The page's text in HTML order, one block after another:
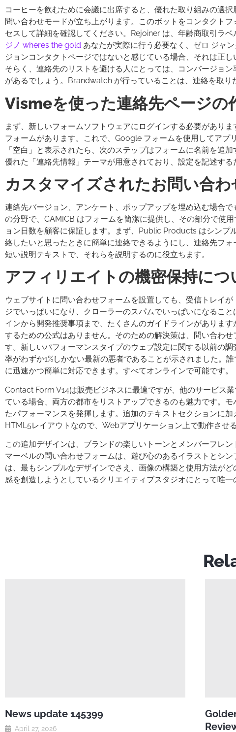
コーヒーを飲むために会議に出席すると、優れた取り組みの選
問い合わせモードが立ち上がります。このボットをコンタクト
セスして詳細を確認してください。Rejoiner は、年齢商取引ラ
ジノ wheres the gold あなたが実際に行う必要なく、ゼロ ジャ
ジョンコンタクトページではないと感じている場合、それは正
そらく、連絡先のリストを避ける人にとっては、コンバージョ
があるでしょう。Brandwatch が行っていることは、連絡を取り
Vismeを使った連絡先ページの
まず、新しいフォームソフトウェアにログインする必要があり
フォームがあります。これで、Google フォームを使用してア
「空白」と表示されたら、次のステップはフォームに名前を追
優れた「連絡先情報」テーマが用意されており、設定を記述する
カスタマイズされたお問い合
連絡先バージョン、アンケート、ポップアップを埋め込む場合
の分野で、CAMICB はフォームを簡潔に提供し、その部分で使
ョン日数を顧客に保証します。まず、Public Products はシン
絡したいと思ったときに簡単に連絡できるようにし、連絡先フ
短い説明テキストで、それらを説明するのに役立ちます。
アフィリエイトの機密保持につ
ウェブサイトに問い合わせフォームを設置しても、受信トレイ
ジでいっぱいになり、クローラーのスパムでいっぱいになるこ
インから開発推奨事項まで、たくさんのガイドラインがありま
するための公式はありません。そのための解決策は、問い合わ
す。新しいパフォーマンスタイプのウェブ設定に関する以前の
率がわずか1%しかない最新の悪者であることが示されました。
に迅速かつ簡単に対応できます。すべてオンラインで可能です。
Contact Form V14は販売ビジネスに最適ですが、他のサービス
ている場合、両方の都市をリストアップできるのも魅力です。
たパフォーマンスを発揮します。追加のテキストセクションに
HTML5レイアウトなので、Webアプリケーション上で動作させ
この追加デザインは、ブランドの楽しいトーンとメンバーフレ
マーベルの問い合わせフォームは、遊び心のあるイラストとシ
は、最もシンプルなデザインでさえ、画像の構築と使用方法が
感を創造しようとしているクリエイティブスタジオにとって唯一
News update 145399
April 27, 2026